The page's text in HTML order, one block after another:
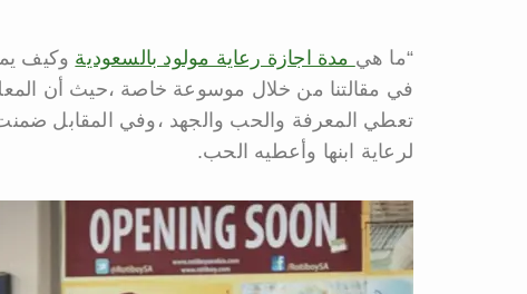
“ما هي مدة اجازة رعاية مولود بالسعودية وكيف
في مقالتنا من خلال موسوعة خاصة ،حيث أن
تعطي المعرفة والحب والجهد ،وفي المقابل
لرعاية ابنها وأعطيه الحب.